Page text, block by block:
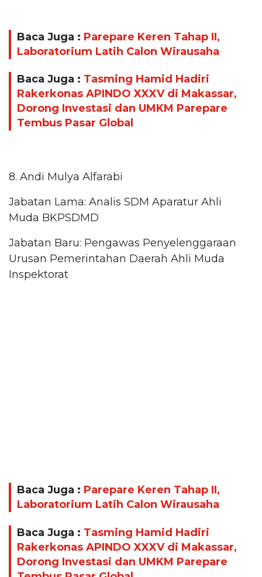
Baca Juga : Parepare Keren Tahap II,
Laboratorium Latih Calon Wirausaha
Baca Juga : Tasming Hamid Hadiri
Rakerkonas APINDO XXXV di Makassar,
Dorong Investasi dan UMKM Parepare
Tembus Pasar Global
8. Andi Mulya Alfarabi
Jabatan Lama: Analis SDM Aparatur Ahli
Muda BKPSDMD
Jabatan Baru: Pengawas Penyelenggaraan
Urusan Pemerintahan Daerah Ahli Muda
Inspektorat
Baca Juga : Parepare Keren Tahap II,
Laboratorium Latih Calon Wirausaha
Baca Juga : Tasming Hamid Hadiri
Rakerkonas APINDO XXXV di Makassar,
Dorong Investasi dan UMKM Parepare